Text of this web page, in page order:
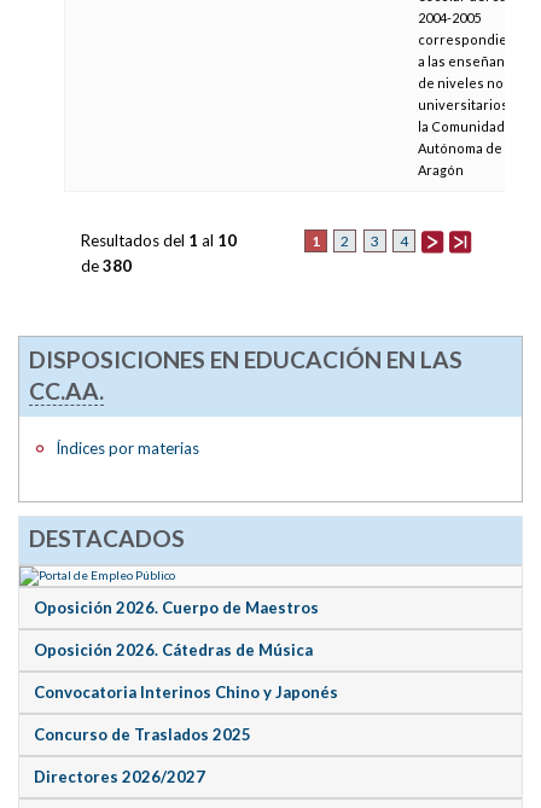
2004-2005
correspondiente
a las enseñanzas
de niveles no
universitarios de
la Comunidad
Autónoma de
Aragón
1 2 3 4
Resultados del 1 al 10
de380
DISPOSICIONES EN EDUCACIÓN EN LAS
CC.AA.
Índices por materias
DESTACADOS
Oposición 2026. Cuerpo de Maestros
Oposición 2026. Cátedras de Música
Convocatoria Interinos Chino y Japonés
Concurso de Traslados 2025
Directores 2026/2027